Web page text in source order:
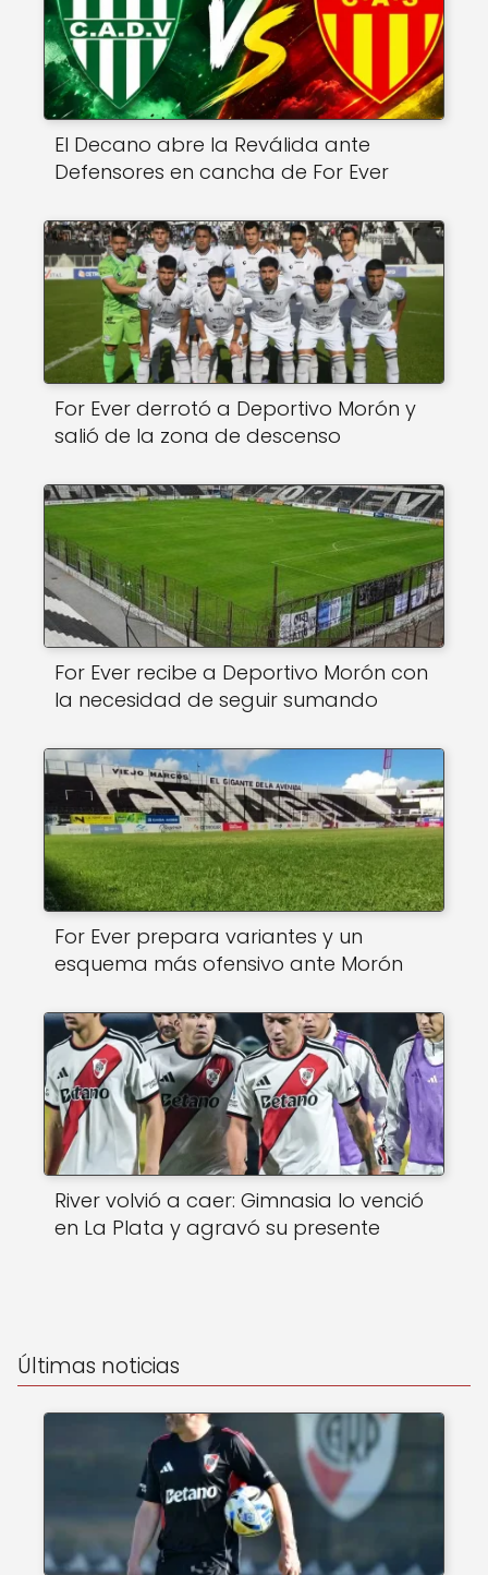
El Decano abre la Reválida ante
Defensores en cancha de For Ever
For Ever derrotó a Deportivo Morón y
salió de la zona de descenso
For Ever recibe a Deportivo Morón con
la necesidad de seguir sumando
For Ever prepara variantes y un
esquema más ofensivo ante Morón
River volvió a caer: Gimnasia lo venció
en La Plata y agravó su presente
Últimas noticias